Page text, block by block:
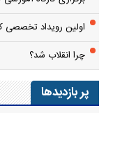
اولین رویداد
چرا انقلاب شد؟
پر بازدیدها